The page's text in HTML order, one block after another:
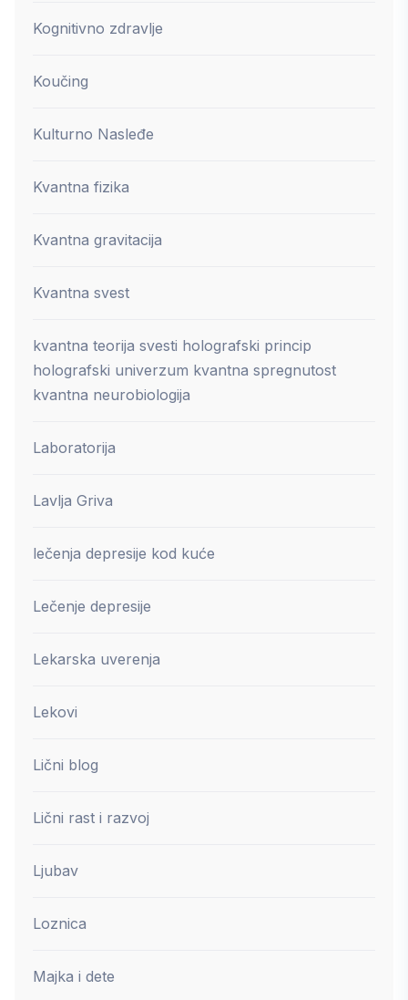
Kognitivno zdravlje
Koučing
Kulturno Nasleđe
Kvantna fizika
Kvantna gravitacija
Kvantna svest
kvantna teorija svesti holografski princip
holografski univerzum kvantna spregnutost
kvantna neurobiologija
Laboratorija
Lavlja Griva
lečenja depresije kod kuće
Lečenje depresije
Lekarska uverenja
Lekovi
Lični blog
Lični rast i razvoj
Ljubav
Loznica
Majka i dete